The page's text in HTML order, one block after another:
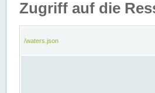
Zugriff auf die
/waters.json